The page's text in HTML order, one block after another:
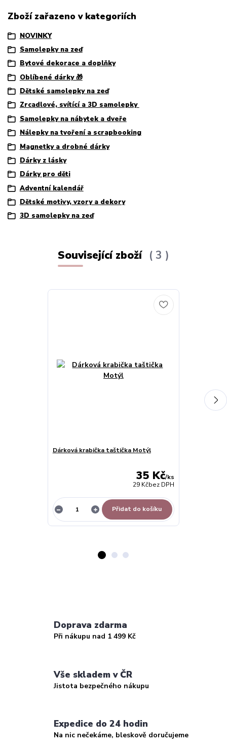
Zboží zařazeno v kategoriích
NOVINKY
Samolepky na zeď
Bytové dekorace a doplňky
Oblíbené dárky 🎁
Dětské samolepky na zeď
Zrcadlové, svítící a 3D samolepky
Samolepky na nábytek a dveře
Nálepky na tvoření a scrapbooking
Magnetky a drobné dárky
Dárky z lásky
Dárky pro děti
Adventní kalendář
Dětské motivy, vzory a dekory
3D samolepky na zeď
Související zboží 3
Dárková krabička taštička Motýl
35 Kč/ks
29 Kčbez DPH
Přidat do košíku
Doprava zdarma
Při nákupu nad 1 499 Kč
Vše skladem v ČR
Jistota bezpečného nákupu
Expedice do 24 hodin
Na nic nečekáme, bleskově doručujeme